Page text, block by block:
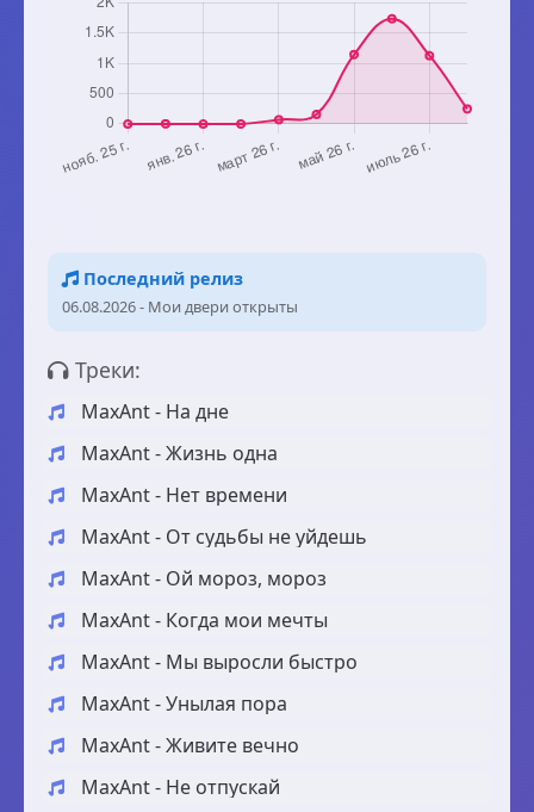
Последний релиз
06.08.2026 - Мои двери открыты
Треки:
MaxAnt - На дне
MaxAnt - Жизнь одна
MaxAnt - Нет времени
MaxAnt - От судьбы не уйдешь
MaxAnt - Ой мороз, мороз
MaxAnt - Когда мои мечты
MaxAnt - Мы выросли быстро
MaxAnt - Унылая пора
MaxAnt - Живите вечно
MaxAnt - Не отпускай